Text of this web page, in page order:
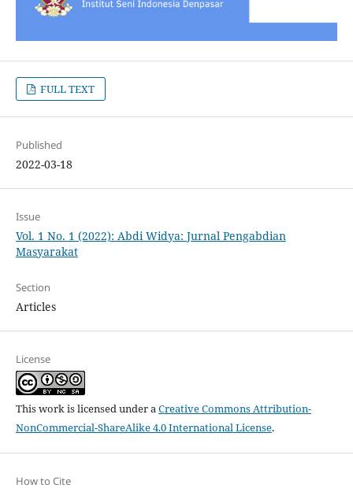
FULL TEXT
Published
2022-03-18
Issue
Vol. 1 No. 1 (2022): Abdi Widya: Jurnal Pengabdian
Masyarakat
Section
Articles
License
This work is licensed under aCreative Commons Attribution-
NonCommercial-ShareAlike 4.0 International License.
How to Cite